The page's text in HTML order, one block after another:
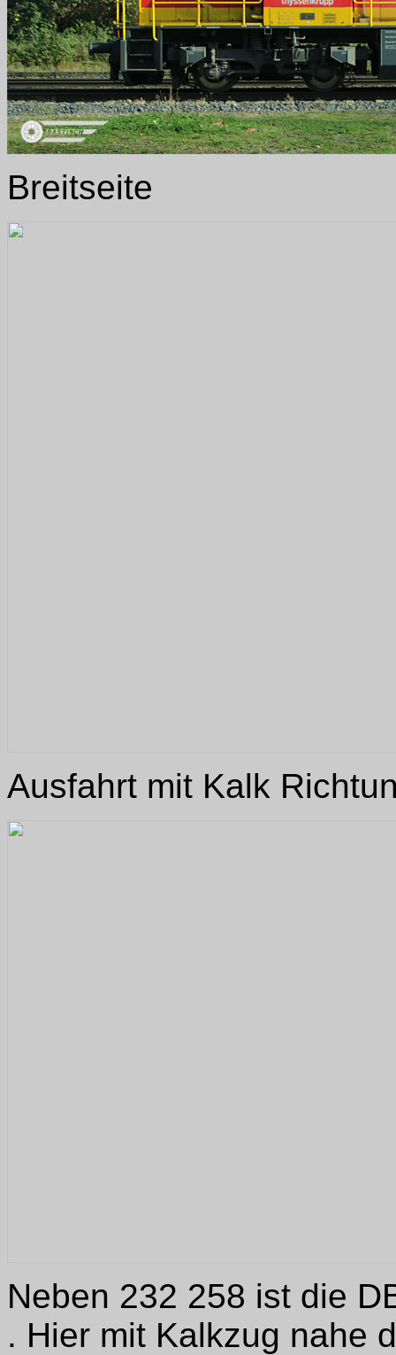
Breitseite
Ausfahrt mit Kalk
Neben 232 258 ist die
. Hier mit Kalkzug nahe